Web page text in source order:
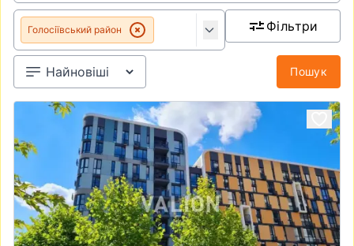
Голосіївський район Фільтри
Пошук